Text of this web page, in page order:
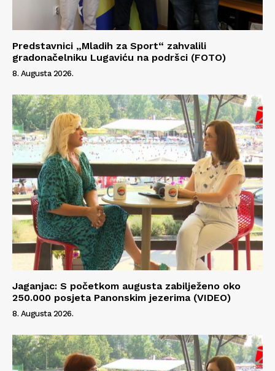
Predstavnici „Mladih za Sport“ zahvalili
gradonačelniku Lugaviću na podršci (FOTO)
8. Augusta 2026.
Jaganjac: S početkom augusta zabilježeno oko
250.000 posjeta Panonskim jezerima (VIDEO)
8. Augusta 2026.